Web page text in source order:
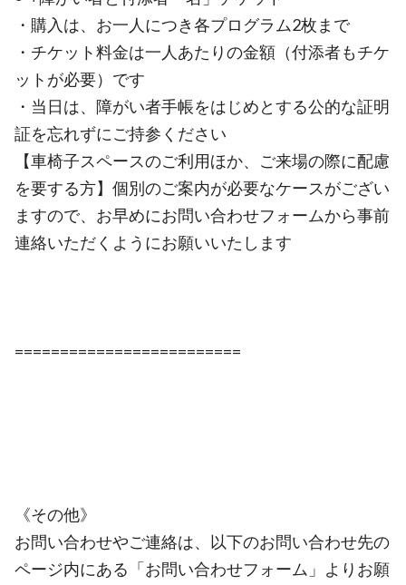
・購入は、お一人につき各プログラム2枚まで
・チケット料金は一人あたりの金額（付添者もチケ
ットが必要）です
・当日は、障がい者手帳をはじめとする公的な証明
証を忘れずにご持参ください
【車椅子スペースのご利用ほか、ご来場の際に配慮
を要する方】個別のご案内が必要なケースがござい
ますので、お早めにお問い合わせフォームから事前
連絡いただくようにお願いいたします
=========================
《その他》
お問い合わせやご連絡は、以下のお問い合わせ先の
ページ内にある「お問い合わせフォーム」よりお願